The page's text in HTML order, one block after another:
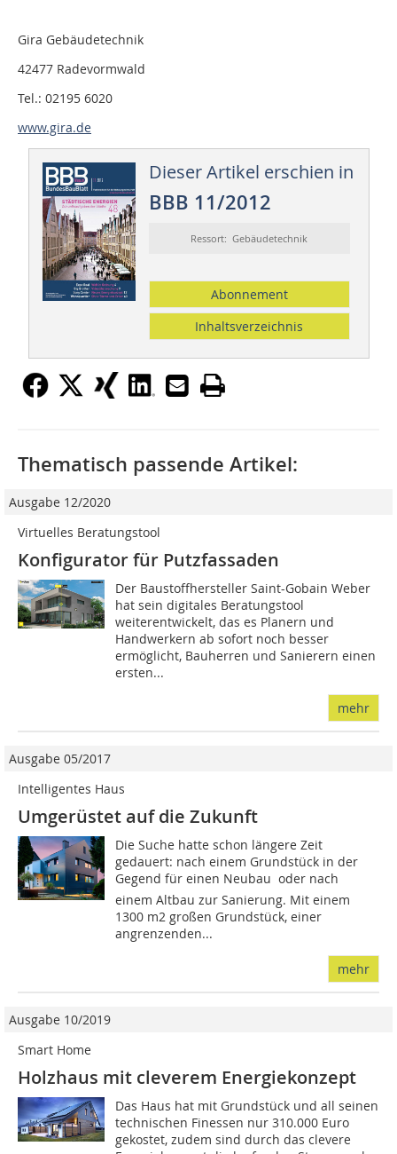
Gira Gebäudetechnik
42477 Radevormwald
Tel.: 02195 6020
www.gira.de
Dieser Artikel erschien in
BBB 11/2012
Ressort: Gebäudetechnik
Abonnement
Inhaltsverzeichnis
Thematisch passende Artikel:
Ausgabe 12/2020
Virtuelles Beratungstool
Konfigurator für Putzfassaden
Der Baustoffhersteller Saint-Gobain Weber
hat sein digitales Beratungstool
weiterentwickelt, das es Planern und
Handwerkern ab sofort noch besser
ermöglicht, Bauherren und Sanierern einen
ersten...
mehr
Ausgabe 05/2017
Intelligentes Haus
Umgerüstet auf die Zukunft
Die Suche hatte schon längere Zeit
gedauert: nach einem Grundstück in der
Gegend für einen Neubau  oder nach
einem Altbau zur Sanierung. Mit einem
1300 m2 großen Grundstück, einer
angrenzenden...
mehr
Ausgabe 10/2019
Smart Home
Holzhaus mit cleverem Energiekonzept
Das Haus hat mit Grundstück und all seinen
technischen Finessen nur 310.000 Euro
gekostet, zudem sind durch das clevere